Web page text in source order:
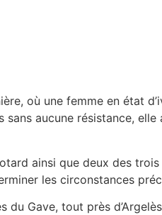
où une femme en état
aucune résistance,
ainsi que deux des
les circonstances
Gave, tout près